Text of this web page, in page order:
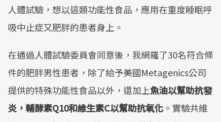
人體試驗，想以這類功能性食品，應用在重度睡眠呼
吸中止症又肥胖的患者身上。
在通過人體試驗委員會同意後，我網羅了30名符合條
件的肥胖男性患者，除了給予美國Metagenics公司
提供的特殊功能性食品以外，還加上魚油以幫助抗發
炎，輔酵素Q10和維生素C以幫助抗氧化 。實驗共維